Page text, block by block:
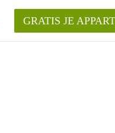
die voor mij als huurder in
appartement in Amsterdam?
GRATIS JE